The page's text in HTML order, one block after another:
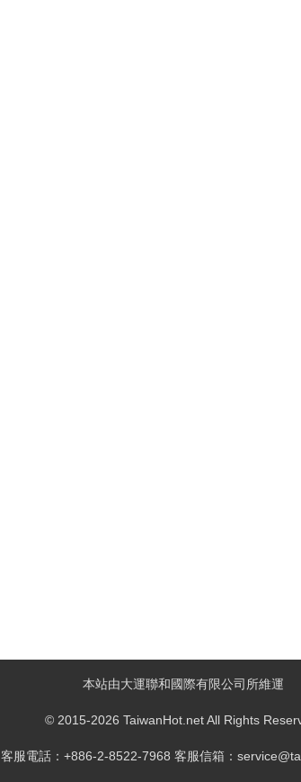
本站由大運聯和國際有限公司所維運
© 2015-2026 TaiwanHot.net All Rights
客服電話：+886-2-8522-7968 客服信箱：